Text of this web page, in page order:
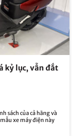
kỷ lục, vẫn đắt
sách của cả hãng và
xe máy điện này